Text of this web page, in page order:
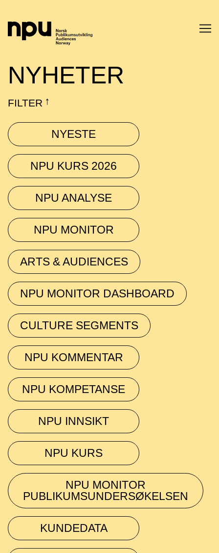
SØK
SØK →
NYHETER
FILTER ↓
NYESTE
NPU KURS 2026
NPU ANALYSE
NPU MONITOR
ARTS & AUDIENCES
NPU MONITOR DASHBOARD
CULTURE SEGMENTS
NPU KOMMENTAR
NPU KOMPETANSE
NPU INNSIKT
NPU KURS
NPU MONITOR
PUBLIKUMSUNDERSØKELSEN
KUNDEDATA